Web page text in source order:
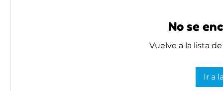
No se
Vuelve a la lista
Ir a